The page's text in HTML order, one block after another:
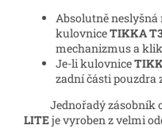
Absolutně
kulovniceTIKKA
mechanizmus a
Je-li kulovnice
zadní části
Jednořadý zásobník
LITEje vyroben z velmi